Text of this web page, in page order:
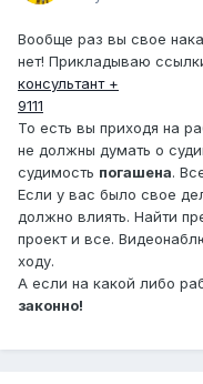
Вообще раз вы свое
нет! Прикладываю
консультант +
9111
То есть вы приходя на
не должны думать о
судимость погашена.
Если у вас было свое
должно влиять. Найти
проект и все.
ходу.
А если на какой либо
законно!